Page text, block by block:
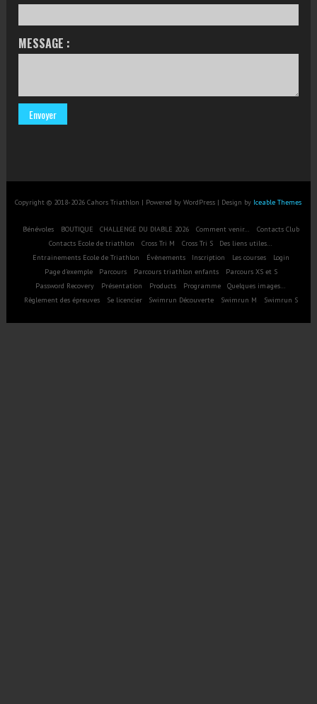
MESSAGE :
Copyright © 2018-2026 Cahors Triathlon | Powered by WordPress | Design by Iceable Themes
Bénévoles BOUTIQUE CHALLENGE DU DIABLE 2026 Comment venir…
Contacts Club
Contacts Ecole de triathlon
Cross Tri M Cross Tri S
Des liens utiles…
Entrainements Ecole de Triathlon
Évènements Inscription Les courses
Login
Page d’exemple
Parcours Parcours triathlon enfants
Parcours XS et S
Password Recovery
Présentation Products Programme
Quelques images…
Règlement des épreuves
Se licencier Swimrun Découverte Swimrun M Swimrun S